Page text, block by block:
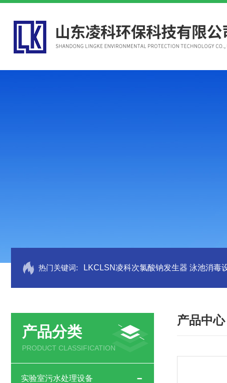
热门关键词: LKCLSN凌科次氯酸钠发生器 泳池消毒
产品分类
PRODUCT CLASSIFICATION
实验室污水处理设备
产品中心